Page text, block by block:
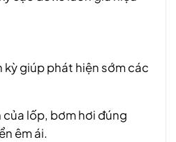
kỳ giúp phát hiện sớm các
lốp, bơm hơi đúng
êm ái.